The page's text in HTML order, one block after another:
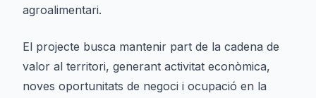
agroalimentari.
El projecte busca mantenir part de la cadena de
valor al territori, generant activitat econòmica,
noves oportunitats de negoci i ocupació en la